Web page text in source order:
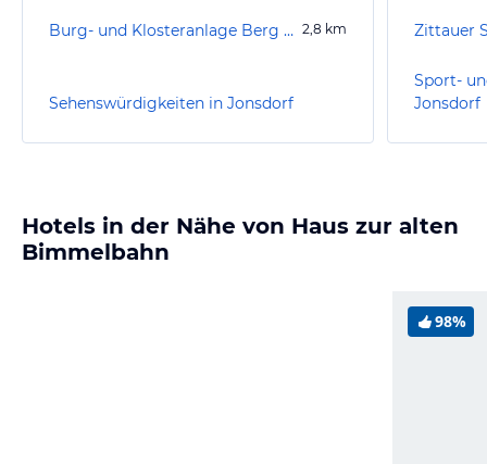
Burg- und Klosteranlage Berg Oybin 2,8 km
Sehenswürdigkeiten in Jonsdorf
Zittauer
Sport-
Jonsdorf
Hotels in der Nähe von Haus zur alten
Bimmelbahn
98%